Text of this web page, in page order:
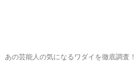
あの芸能人の気になるワダイを徹底調査！